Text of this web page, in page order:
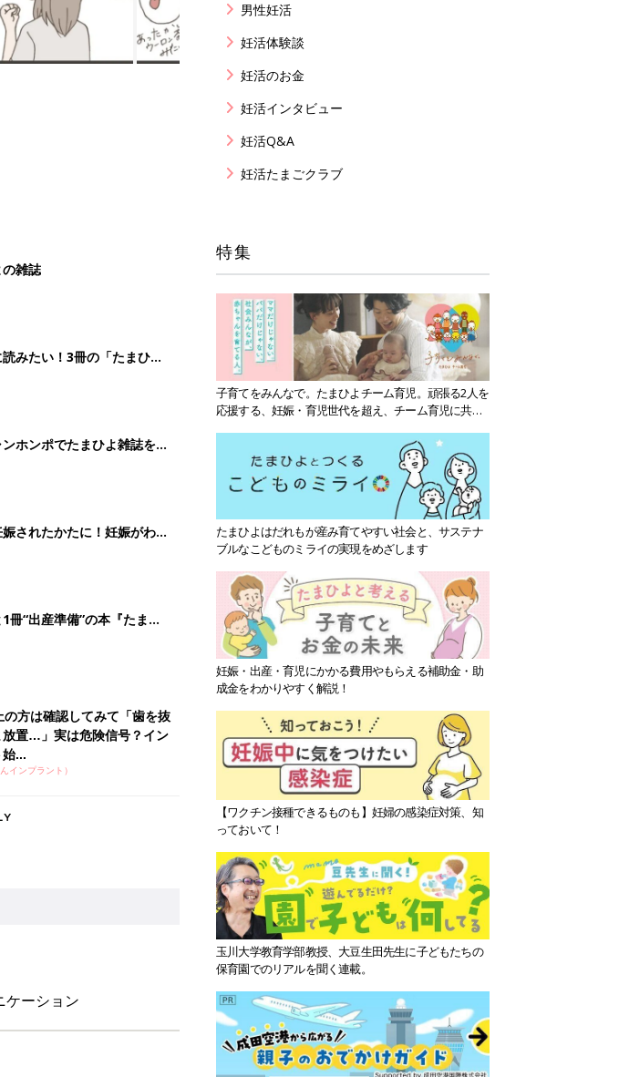
雑誌
みたい！3冊の「たまひ
ホンポでたまひよ雑誌を買
ト10倍【期間限定】
されたかたに！妊娠がわか
に読む本『初めてのたまご
冊“出産準備”の本『たまご
号』〈スペシャル大特集〉
の方は確認してみて「歯を抜
放置…」実は危険信号？イン
始...
インプラント）
ケーション
男性妊活
妊活体験談
妊活のお金
妊活インタビュー
妊活Q&A
妊活たまごクラブ
特集
子育てをみんなで。たまひよチーム育児。頑張る2人を
応援する、妊娠・育児世代を超え、チーム育児に共感
たまひよはだれもが産み育てやすい社会と、サステナ
ブルなこどものミライの実現をめざします
妊娠・出産・育児にかかる費用やもらえる補助金・助
成金をわかりやすく解説！
【ワクチン接種できるものも】妊婦の感染症対策、知
っておいて！
玉川大学教育学部教授、大豆生田先生に子どもたちの
保育園でのリアルを聞く連載。